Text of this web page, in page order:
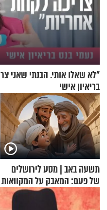
"לא שאלו אותי. הבנתי שאני
בריאיון אישי
תשעה באב | מסע לירושלים
של פעם: המאבק על המקוואות